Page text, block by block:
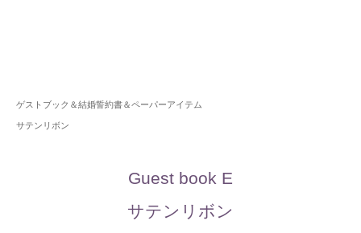
ゲストブック＆結婚誓約書＆ペーパーアイテム
サテンリボン
Guest book E
サテンリボン